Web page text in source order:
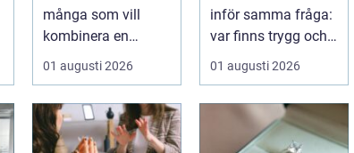
många som vill
kombinera en
shoppingdag med
en enkel och ...
01 augusti 2026
inför samma fråga:
var finns trygg och
prisvärd hjälp när
bilen ...
01 augusti 2026